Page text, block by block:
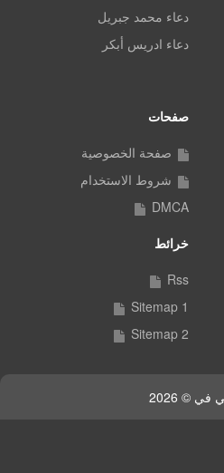
دعاء محمد جبريل
دعاء ادريس أبكر
صفحات
صفحة الخصوصية
شروط الاستخدام
DMCA
خرائط
Rss
Sitemap 1
Sitemap 2
© 2026